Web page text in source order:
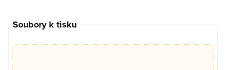
Soubory k tisku